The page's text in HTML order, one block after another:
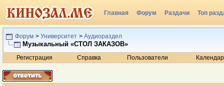
Главная Форум Раздачи Топ
Радио
Форум > Университет > Аудиораздел
Музыкальный «СТОЛ ЗАКАЗОВ»
Регистрация Справка Пользователи